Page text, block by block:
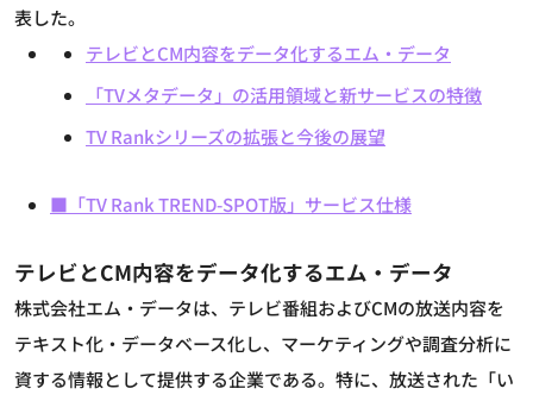
表した。
テレビとCM内容をデータ化するエム・データ
「TVメタデータ」の活用領域と新サービスの特徴
TV Rankシリーズの拡張と今後の展望
■「TV Rank TREND-SPOT版」サービス仕様
テレビとCM内容をデータ化するエム・データ
株式会社エム・データは、テレビ番組およびCMの放送内容を
テキスト化・データベース化し、マーケティングや調査分析に
資する情報として提供する企業である。特に、放送された「い